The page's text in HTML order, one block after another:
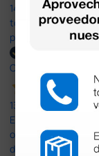
14 Jul 2026
todo correcto.
plazo de entrega se
Comprador verificado
13 Jul 2026
Es fácil hacer el
otras plataformas
del doble que en